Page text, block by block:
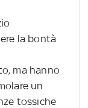
la bontà
ma hanno
un
tossiche